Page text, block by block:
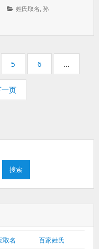
分
姓氏取名,孙
页
码：
5
页
码：
6 …
页
搜索
取名
百家姓氏